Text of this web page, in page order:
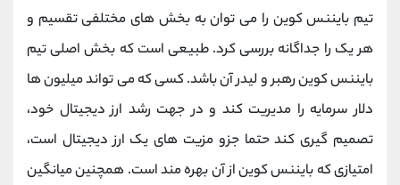
تیم بایننس کوین را می توان به بخش های مختلفی تقسیم و
هر یک را جداگانه بررسی کرد. طبیعی است که بخش اصلی تیم
بایننس کوین رهبر و لیدر آن باشد. کسی که می تواند میلیون ها
دلار سرمایه را مدیریت کند و در جهت رشد ارز دیجیتال خود،
تصمیم گیری کند حتما جزو مزیت های یک ارز دیجیتال است،
امتیازی که بایننس کوین از آن بهره مند است. همچنین میانگین